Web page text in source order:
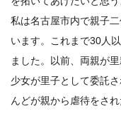
私は名古屋市内で親子
います。これまで30人
ました。以前、両親が
少女が里子として委託
んどが親から虐待をさ